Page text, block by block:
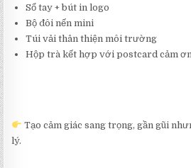
Sổ tay + bút in logo
Bộ đôi nến mini
Túi vải thân thiện môi trường
Hộp trà kết hợp với postcard cảm ơn
Tạo cảm giác sang trọng, gần gũi
lý.